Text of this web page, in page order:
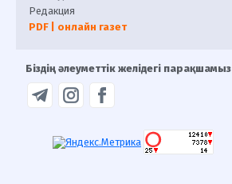
Редакция
PDF | онлайн газет
Біздің әлеуметтік желідегі парақшамыз